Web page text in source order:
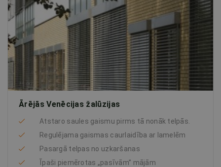
Ārējās Venēcijas žalūzijas
Atstaro saules gaismu pirms tā nonāk telpās.
Regulējama gaismas caurlaidība ar lamelēm
Pasargā telpas no uzkaršanas
Īpaši piemērotas „pasīvām” mājām